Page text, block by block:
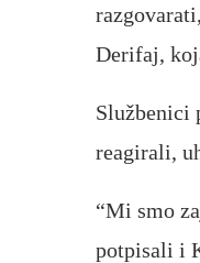
Derifaj,
Službenici
reagirali,
“Mi smo
potpisali i